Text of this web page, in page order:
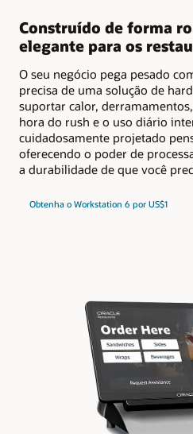
Construído de forma
elegante para os
O seu negócio pega pesado
precisa de uma solução de
suportar calor,
hora do rush e o uso diário
cuidadosamente projetado
oferecendo o poder de
a durabilidade de que você
Obtenha o Workstation 6 por US$1